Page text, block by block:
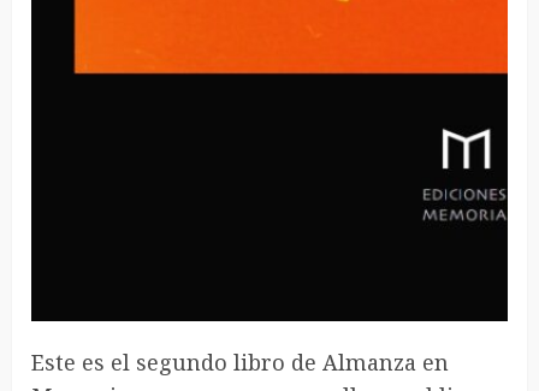
Este es el segundo libro de Almanza en